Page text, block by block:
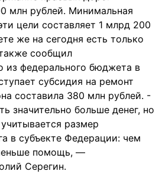
млн рублей. Минимальная
цели составляет 1 млрд 200
же на сегодня есть только
сообщил
из федерального бюджета в
субсидия на ремонт
составила 380 млн рублей. -
значительно больше денег, но
размер
в субъекте Федерации: чем
помощь, —
Серегин.